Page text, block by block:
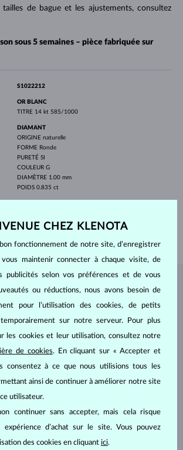
de bague et les ajustements, consultez
sous 5 semaines – pièce fabriquée sur
S1022212
OR BLANC
TITRE 14 kt 585/1000
DIAMANT
ORIGINE naturelle
FORME Ronde
PURETÉ SI
COULEUR G
DIAMÈTRE 1.00 mm
POIDS 0.835 ct
DEL'ATELIER KLENOTA
CHEZ KLENOTA
fonctionnement de notre site, d’enregistrer
maintenir connecter à chaque visite, de
publicités selon vos préférences et de vous
ou réductions, nous avons besoin de
pour l’utilisation des cookies, de petits
sur notre serveur. Pour plus
les cookies et leur utilisation, consultez notre
de cookies. En cliquant sur « Accepter et
consentez à ce que nous utilisions tous les
ainsi de continuer à améliorer notre site
utilisateur.
continuer sans accepter, mais cela risque
expérience d’achat sur le site. Vous pouvez
des cookies en cliquant ici.